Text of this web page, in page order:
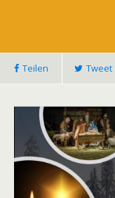
Teilen Tweet